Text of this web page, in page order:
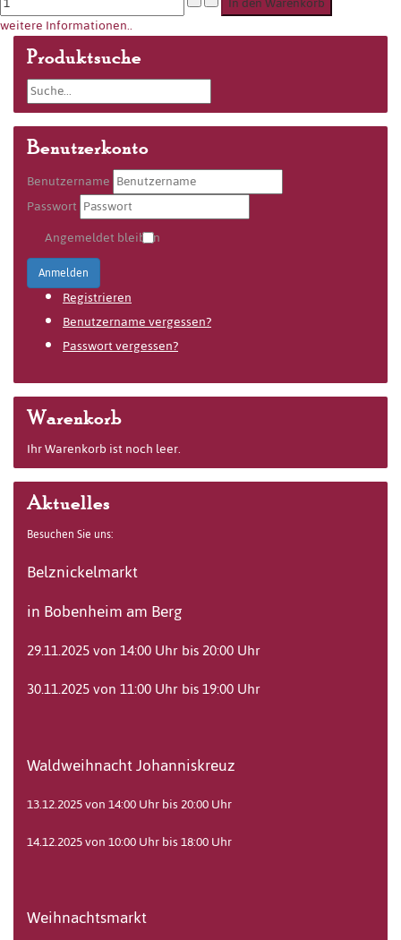
weitere Informationen..
Produktsuche
Benutzerkonto
Benutzername
Passwort
Angemeldet bleiben
Anmelden
Registrieren
Benutzername vergessen?
Passwort vergessen?
Warenkorb
Ihr Warenkorb ist noch leer.
Aktuelles
Besuchen Sie uns:
Belznickelmarkt
in Bobenheim am Berg
29.11.2025 von 14:00 Uhr bis 20:00 Uhr
30.11.2025 von 11:00 Uhr bis 19:00 Uhr
Waldweihnacht Johanniskreuz
13.12.2025 von 14:00 Uhr bis 20:00 Uhr
14.12.2025 von 10:00 Uhr bis 18:00 Uhr
Weihnachtsmarkt